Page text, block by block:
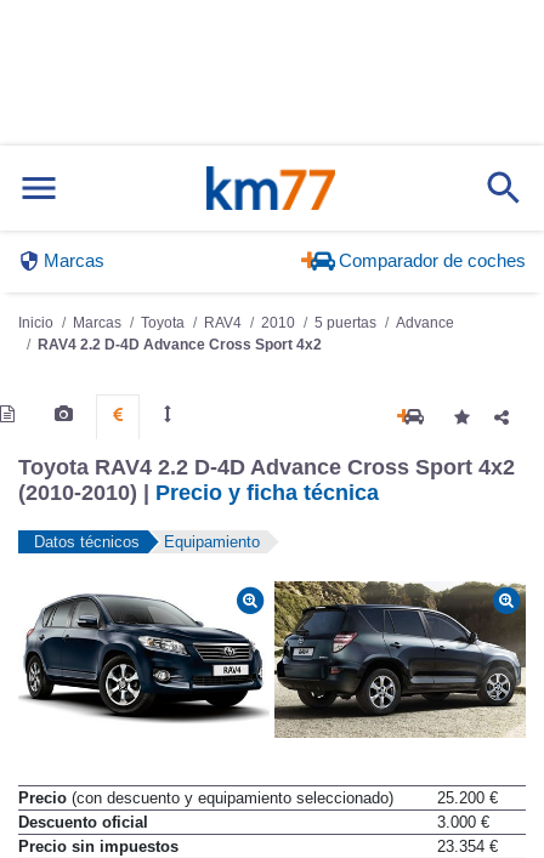
Marcas Comparador de coches
Inicio Marcas Toyota RAV4 2010 5 puertas
Advance
RAV4 2.2 D-4D Advance Cross Sport 4x2
Toyota RAV4 2.2 D-4D Advance Cross Sport 4x2
(2010-2010) | Precio y ficha técnica
Datos técnicos Equipamiento
Precio (con descuento y equipamiento seleccionado)
25.200 €
Descuento oficial
3.000 €
Precio sin impuestos
23.354 €